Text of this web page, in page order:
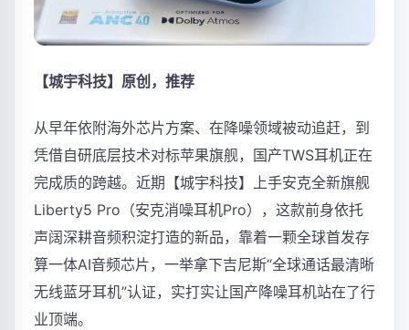
【城宇科技】原创，推荐
从早年依附海外芯片方案、在降噪领域被动追赶，到
凭借自研底层技术对标苹果旗舰，国产TWS耳机正在
完成质的跨越。近期【城宇科技】上手安克全新旗舰
Liberty5 Pro（安克消噪耳机Pro），这款前身依托
声阔深耕音频积淀打造的新品，靠着一颗全球首发存
算一体AI音频芯片，一举拿下吉尼斯“全球通话最清晰
无线蓝牙耳机”认证，实打实让国产降噪耳机站在了行
业顶端。